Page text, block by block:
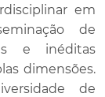
em
de
e inéditas
dimensões.
de